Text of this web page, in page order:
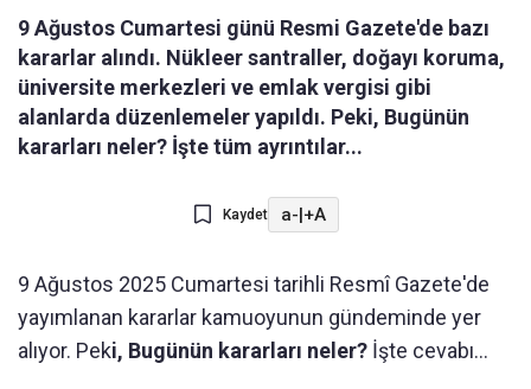
9 Ağustos Cumartesi günü Resmi Gazete'de bazı
kararlar alındı. Nükleer santraller, doğayı koruma,
üniversite merkezleri ve emlak vergisi gibi
alanlarda düzenlemeler yapıldı. Peki, Bugünün
kararları neler? İşte tüm ayrıntılar...
Kaydet a-|+A
9 Ağustos 2025 Cumartesi tarihli Resmî Gazete'de
yayımlanan kararlar kamuoyunun gündeminde yer
alıyor. Peki, Bugünün kararları neler? İşte cevabı...